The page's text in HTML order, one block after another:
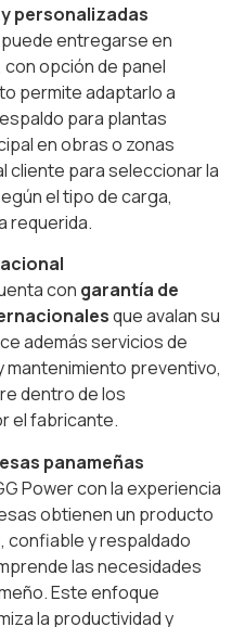
personalizadas
entregarse en
opción de panel
permite adaptarlo a
para plantas
en obras o zonas
cliente para seleccionar la
el tipo de carga,
requerida.
con garantía de
que avalan su
además servicios de
mantenimiento preventivo,
dentro de los
el fabricante.
panameñas
Power con la experiencia
obtienen un producto
confiable y respaldado
las necesidades
Este enfoque
la productividad y